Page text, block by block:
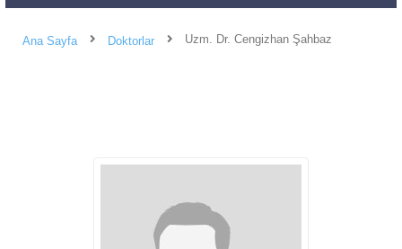
Ana Sayfa Doktorlar Uzm. Dr. Cengizhan Şahbaz